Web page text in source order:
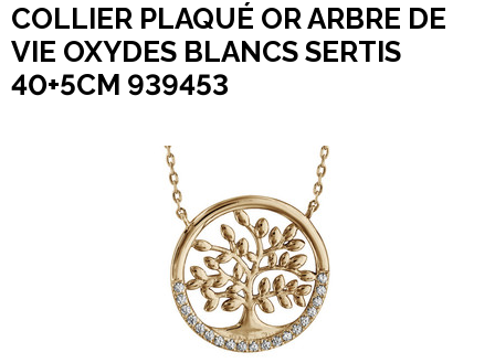
COLLIER PLAQUÉ OR ARBRE DE
VIE OXYDES BLANCS SERTIS
40+5CM 939453